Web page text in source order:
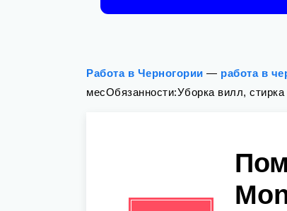
Работа в Черногории — работа в
месОбязанности:Уборка вилл,